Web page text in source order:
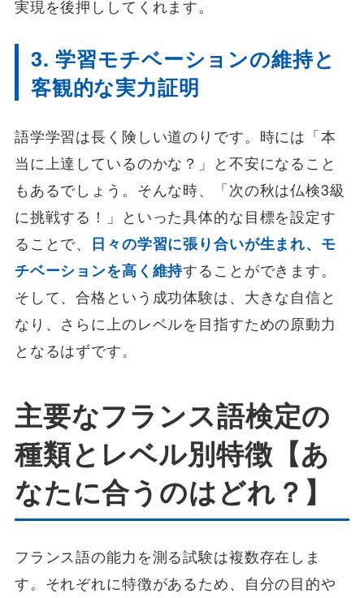
実現を後押ししてくれます。
3. 学習モチベーションの維持と
客観的な実力証明
語学学習は長く険しい道のりです。時には「本
当に上達しているのかな？」と不安になること
もあるでしょう。そんな時、「次の秋は仏検3級
に挑戦する！」といった具体的な目標を設定す
ることで、 日々の学習に張り合いが生まれ、モ
チベーションを高く維持することができます。
そして、合格という成功体験は、大きな自信と
なり、さらに上のレベルを目指すための原動力
となるはずです。
主要なフランス語検定の
種類とレベル別特徴【あ
なたに合うのはどれ？】
フランス語の能力を測る試験は複数存在しま
す。それぞれに特徴があるため、自分の目的や